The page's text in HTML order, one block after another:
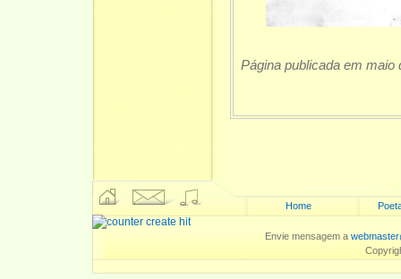
Página publicada em maio
Home
Envie mensagem a